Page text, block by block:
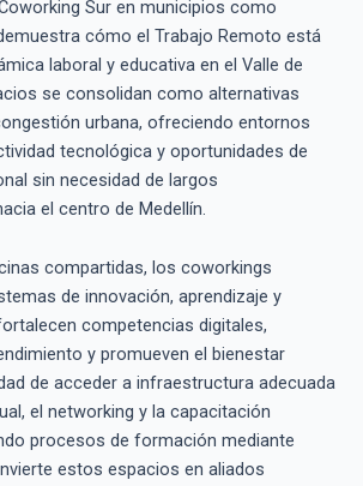
Sur en municipios como
cómo el Trabajo Remoto está
laboral y educativa en el Valle de
se consolidan como alternativas
urbana, ofreciendo entornos
tecnológica y oportunidades de
sin necesidad de largos
el centro de Medellín.
compartidas, los coworkings
de innovación, aprendizaje y
competencias digitales,
y promueven el bienestar
de acceder a infraestructura adecuada
el networking y la capacitación
procesos de formación mediante
estos espacios en aliados